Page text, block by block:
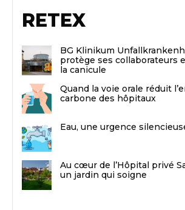
RETEX
BG Klinikum
protège ses collaborateurs
la canicule
Quand la voie orale réduit
carbone des hôpitaux
Eau, une urgence
Au cœur de l’Hôpital privé
un jardin qui soigne